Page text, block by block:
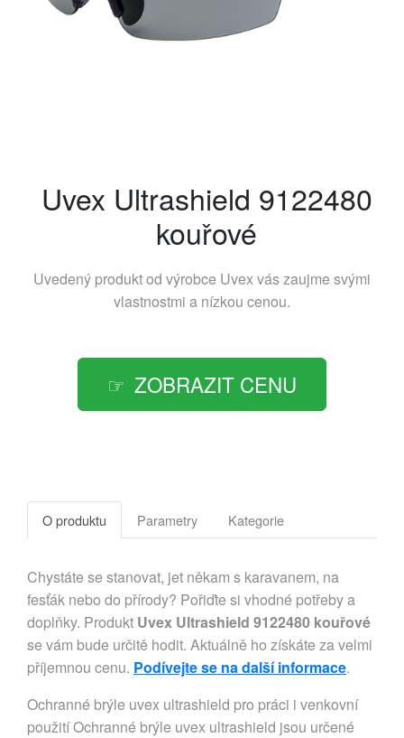
Uvex Ultrashield 9122480
kouřové
Uvedený produkt od výrobce Uvexvás zaujme svými
vlastnostmi a nízkou cenou.
ZOBRAZIT CENU
O produktu Parametry Kategorie
Chystáte se stanovat, jet někam s karavanem, na
fesťák nebo do přírody? Pořiďte si vhodné potřeby a
doplňky. Produkt Uvex Ultrashield 9122480 kouřové
se vám bude určitě hodit. Aktuálně ho získáte za velmi
příjemnou cenu. Podívejte se na další informace.
Ochranné brýle uvex ultrashield pro práci i venkovní
použití Ochranné brýle uvex ultrashield jsou určené